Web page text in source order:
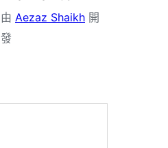
由 Aezaz Shaikh 開
發